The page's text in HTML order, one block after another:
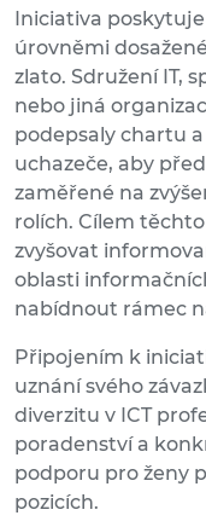
Iniciativa
úrovněmi
zlato. Sdružení IT,
nebo jiná
podepsaly chartu
uchazeče, aby
zaměřené na
rolích. Cílem
zvyšovat
oblasti
nabídnout rámec
Připojením k
uznání svého
diverzitu v ICT
poradenství a
podporu pro ženy
pozicích.